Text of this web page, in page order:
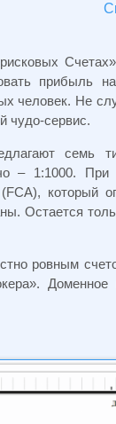
прибыль
человек. Не
чудо-сервис.
семь
– 1:1000. При
(FCA), который
Остается
ровным
Доменное